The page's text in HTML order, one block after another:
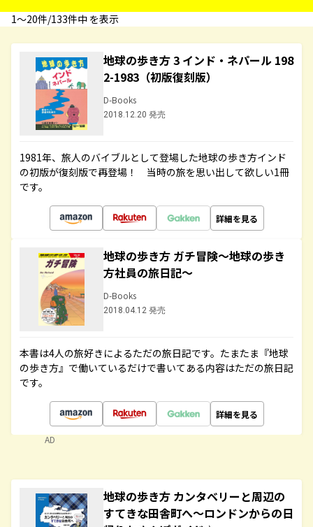
1〜20件/133件中 を表示
地球の歩き方 3 インド・ネパール 198
2-1983（初版復刻版）
D-Books
2018.12.20 発売
1981年、旅人のバイブルとして登場した地球の歩き方インド
の初版が復刻版で再登場！ 当時の旅を思い出して欲しい1冊
です。
詳細を見る
地球の歩き方 ガチ冒険～地球の歩き
方社員の旅日記～
D-Books
2018.04.12 発売
本書は4人の旅好きによるただの旅日記です。たまたま『地球
の歩き方』で働いているだけで書いてある内容はただの旅日記
です。
詳細を見る
AD
地球の歩き方 カンタベリーと周辺の
すてきな田舎町へ～ロンドンからの日